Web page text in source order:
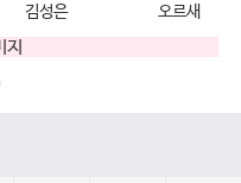
김성은 오르새